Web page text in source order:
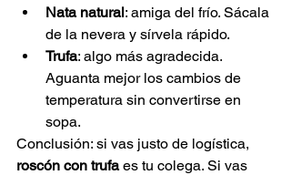
Nata natural: amiga del frío. Sácala
de la nevera y sírvela rápido.
Trufa: algo más agradecida.
Aguanta mejor los cambios de
temperatura sin convertirse en
sopa.
Conclusión: si vas justo de logística,
roscón con trufa es tu colega. Si vas